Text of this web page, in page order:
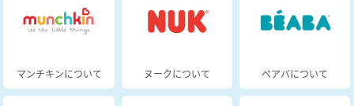
マンチキンについて ヌークについて べアバについて